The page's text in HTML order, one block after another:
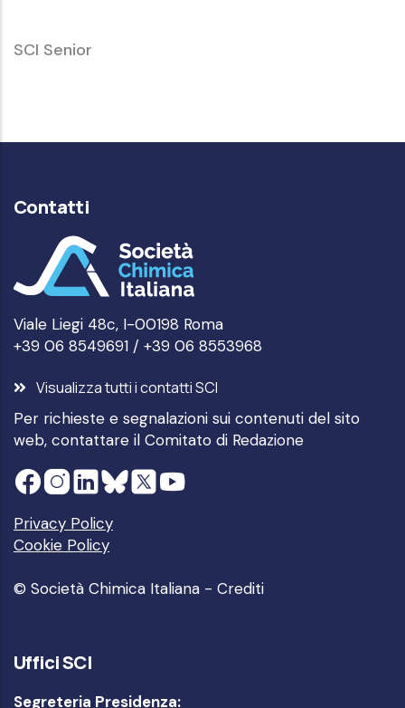
SCI
Senior
SCI Senior
Contatti
Viale Liegi 48c, I-00198 Roma
+39 06 8549691 / +39 06 8553968
Visualizza tutti i contatti SCI
Per richieste e segnalazioni sui contenuti del sito
web, contattare il Comitato di Redazione
Privacy Policy
Cookie Policy
© Società Chimica Italiana - Crediti
Uffici SCI
Segreteria Presidenza: